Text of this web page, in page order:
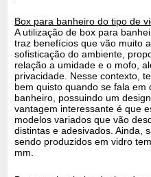
Box para banheiro do tipo de
A utilização de box para
traz benefícios que vão muito
sofisticação do ambiente,
relação a umidade e o mofo,
privacidade. Nesse contexto,
bem quisto quando se fala em
banheiro, possuindo um
vantagem interessante é que
modelos variados que vão
distintas e adesivados. Ainda,
sendo produzidos em vidro
mm.